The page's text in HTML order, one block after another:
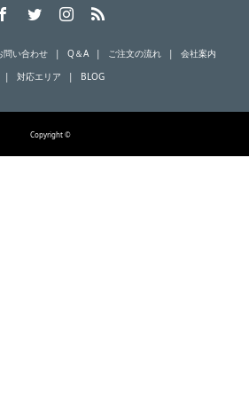
問い合わせ Q＆A ご注文の流れ
会社案内
対応エリア
BLOG
Copyright ©